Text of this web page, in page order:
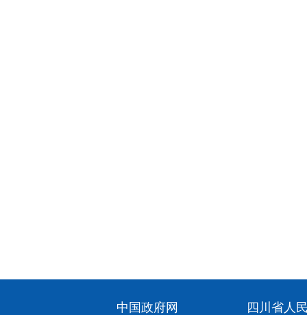
中国政府网 四川省人